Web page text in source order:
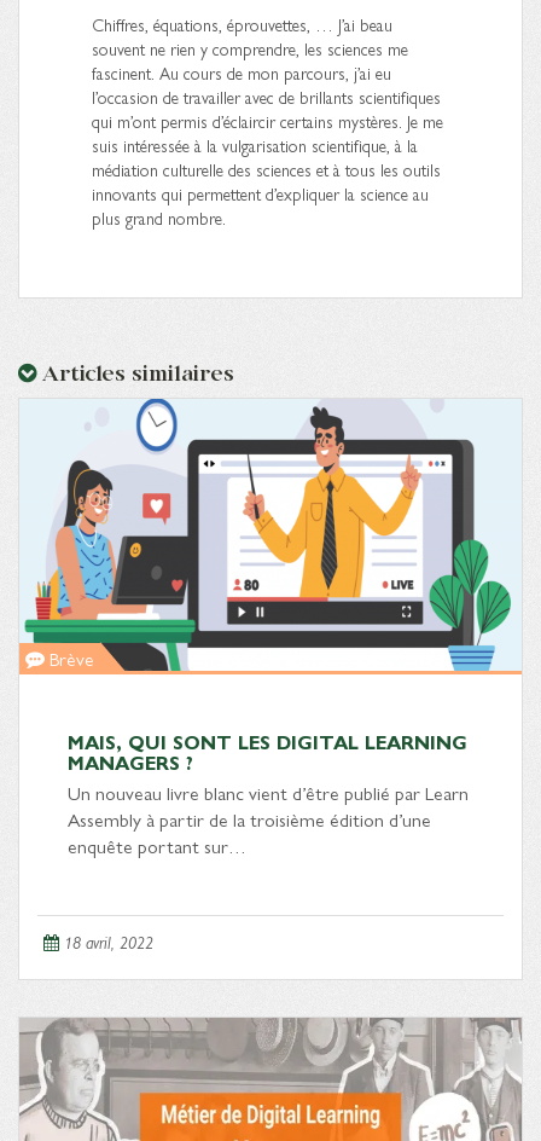
Chiffres, équations, éprouvettes, … J’ai beau
souvent ne rien y comprendre, les sciences me
fascinent. Au cours de mon parcours, j’ai eu
l’occasion de travailler avec de brillants scientifiques
qui m’ont permis d’éclaircir certains mystères. Je me
suis intéressée à la vulgarisation scientifique, à la
médiation culturelle des sciences et à tous les outils
innovants qui permettent d’expliquer la science au
plus grand nombre.
Articles similaires
Brève
MAIS, QUI SONT LES DIGITAL LEARNING
MANAGERS ?
Un nouveau livre blanc vient d’être publié par Learn
Assembly à partir de la troisième édition d’une
enquête portant sur…
18 avril, 2022